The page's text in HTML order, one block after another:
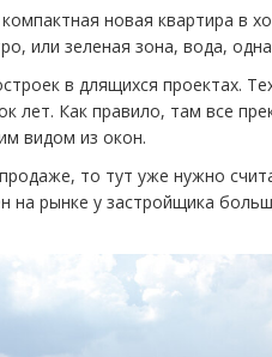
новая квартира в
или зеленая зона, вода,
в длящихся проектах.
лет. Как правило, там все
видом из окон.
то тут уже нужно
на рынке у застройщика